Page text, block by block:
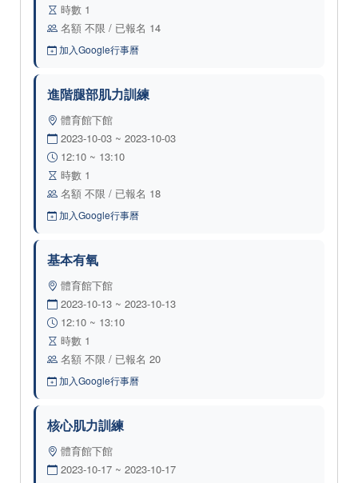
時數 1
名額 不限 / 已報名 14
加入Google行事曆
進階腿部肌力訓練
體育館下館
2023-10-03 ~ 2023-10-03
12:10 ~ 13:10
時數 1
名額 不限 / 已報名 18
加入Google行事曆
基本有氧
體育館下館
2023-10-13 ~ 2023-10-13
12:10 ~ 13:10
時數 1
名額 不限 / 已報名 20
加入Google行事曆
核心肌力訓練
體育館下館
2023-10-17 ~ 2023-10-17